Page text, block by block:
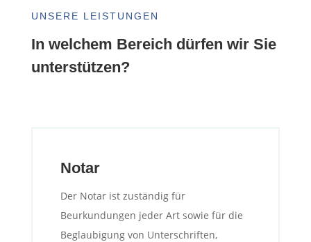
UNSERE LEISTUNGEN
In welchem Bereich dürfen wir Sie
unterstützen?
Notar
Der Notar ist zuständig für
Beurkundungen jeder Art sowie für die
Beglaubigung von Unterschriften,